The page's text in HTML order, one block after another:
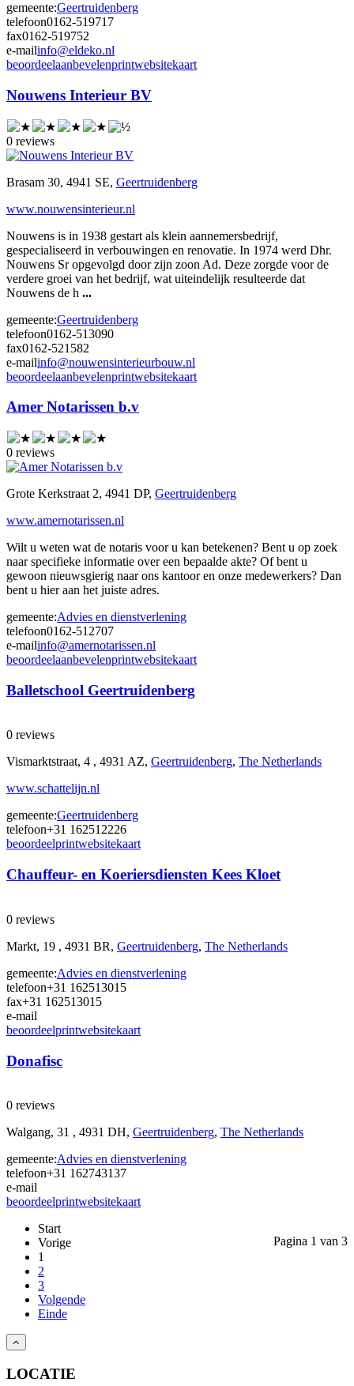
gemeente:Geertruidenberg
telefoon0162-519717
fax0162-519752
e-mailinfo@eldeko.nl
beoordeelaanbevelenprintwebsitekaart
Nouwens Interieur BV
0 reviews
Brasam 30, 4941 SE, Geertruidenberg
www.nouwensinterieur.nl
Nouwens is in 1938 gestart als klein aannemersbedrijf,
gespecialiseerd in verbouwingen en renovatie. In 1974 werd Dhr.
Nouwens Sr opgevolgd door zijn zoon Ad. Deze zorgde voor de
verdere groei van het bedrijf, wat uiteindelijk resulteerde dat
Nouwens de h ...
gemeente:Geertruidenberg
telefoon0162-513090
fax0162-521582
e-mailinfo@nouwensinterieurbouw.nl
beoordeelaanbevelenprintwebsitekaart
Amer Notarissen b.v
0 reviews
Grote Kerkstraat 2, 4941 DP, Geertruidenberg
www.amernotarissen.nl
Wilt u weten wat de notaris voor u kan betekenen? Bent u op zoek
naar specifieke informatie over een bepaalde akte? Of bent u
gewoon nieuwsgierig naar ons kantoor en onze medewerkers? Dan
bent u hier aan het juiste adres.
gemeente:Advies en dienstverlening
telefoon0162-512707
e-mailinfo@amernotarissen.nl
beoordeelaanbevelenprintwebsitekaart
Balletschool Geertruidenberg
0 reviews
Vismarktstraat, 4 , 4931 AZ, Geertruidenberg, The Netherlands
www.schattelijn.nl
gemeente:Geertruidenberg
telefoon+31 162512226
beoordeelprintwebsitekaart
Chauffeur- en Koeriersdiensten Kees Kloet
0 reviews
Markt, 19 , 4931 BR, Geertruidenberg, The Netherlands
gemeente:Advies en dienstverlening
telefoon+31 162513015
fax+31 162513015
e-mail
beoordeelprintwebsitekaart
Donafisc
0 reviews
Walgang, 31 , 4931 DH, Geertruidenberg, The Netherlands
gemeente:Advies en dienstverlening
telefoon+31 162743137
e-mail
beoordeelprintwebsitekaart
Pagina 1 van 3
Start
Vorige
1
2
3
Volgende
Einde
LOCATIE